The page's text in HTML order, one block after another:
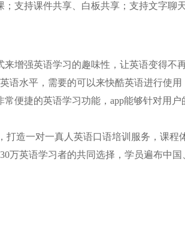
支持课件共享、白板共享；支持文字聊
增强英语学习的趣味性，让英语变得不
语水平，需要的可以来快酷英语进行使用
便捷的英语学习功能，app能够针对用
打造一对一真人英语口语培训服务，课程
万英语学习者的共同选择，学员遍布中